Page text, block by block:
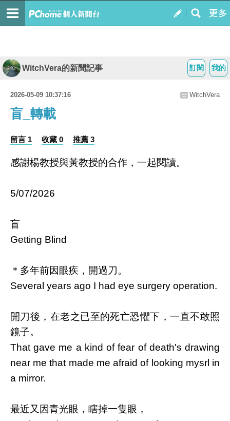
我的
訂閱
WitchVera的新聞記事
2026-05-09 10:37:16 WitchVera
盲_轉載
留言 1 收藏 0 推薦 3
感謝楊教授與黃教授的合作，一起閱讀。
5/07/2026
盲
Getting Blind
＊多年前因眼疾，開過刀。
Several years ago I had eye surgery operation.
開刀後，在老之已至的死亡恐懼下，一直不敢照
鏡子。
That gave me a kind of fear of death's drawing
near me that made me afraid of looking mysrl in
a mirror.
最近又因青光眼，瞎掉一隻眼，